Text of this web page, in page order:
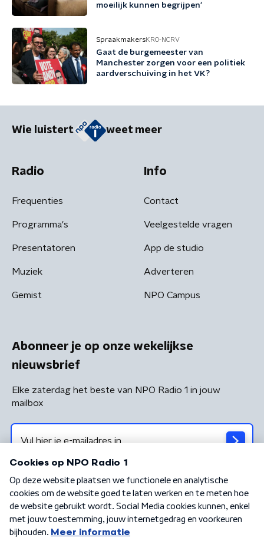
moeilijk kunnen begrijpen'
SpraakmakersKRO-NCRV
Gaat de burgemeester van
Manchester zorgen voor een politiek
aardverschuiving in het VK?
Wie luistert weet meer
Radio
Frequenties
Programma's
Presentatoren
Muziek
Gemist
Info
Contact
Veelgestelde vragen
App de studio
Adverteren
NPO Campus
Abonneer je op onze wekelijkse
nieuwsbrief
Elke zaterdag het beste van NPO Radio 1 in jouw
mailbox
Algemene voorwaarden